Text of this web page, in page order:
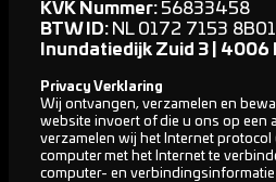
KVK Nummer: 56833458
BTW ID: NL 0172 7153 8B01
Inundatiedijk Zuid 3 | 4006
Privacy Verklaring
Wij ontvangen, verzamelen en
website invoert of die u ons op een
verzamelen wij het Internet
computer met het Internet te
computer- en